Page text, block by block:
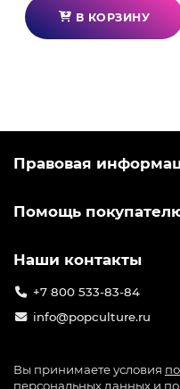
В КОРЗИНУ
Правовая
Помощь
Наши контакты
+7 800 533-83-84
info@popculture.ru
Вы принимаете условия
персональных данных и